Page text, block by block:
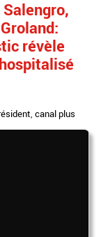
révèle
,canal plus